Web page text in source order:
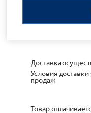
Доставка
Условия доставки
продаж
Товар